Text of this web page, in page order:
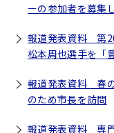
ーの参加者を募集
報道発表資料 第
松本周也選手を「
報道発表資料 春
のため市長を訪問
報道発表資料 専